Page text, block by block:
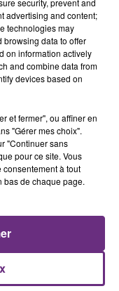
LAURENCE
Arcade
security, prevent and
advertising and content;
technologies may
browsing data to offer
on information actively
and combine data from
devices based on
et fermer", ou affiner en
"Gérer mes choix".
"Continuer sans
pour ce site. Vous
consentement à tout
bas de chaque page.